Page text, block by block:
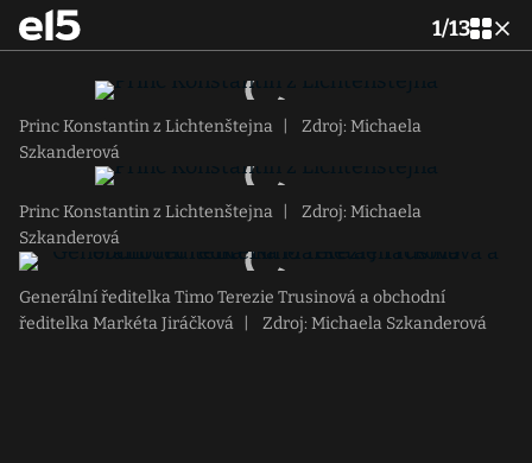
1/13
Princ Konstantin z Lichtenštejna
Zdroj: Michaela
Szkanderová
Princ Konstantin z Lichtenštejna
Zdroj: Michaela
Szkanderová
Generální ředitelka Timo Terezie Trusinová a obchodní
ředitelka Markéta Jiráčková
Zdroj: Michaela Szkanderová